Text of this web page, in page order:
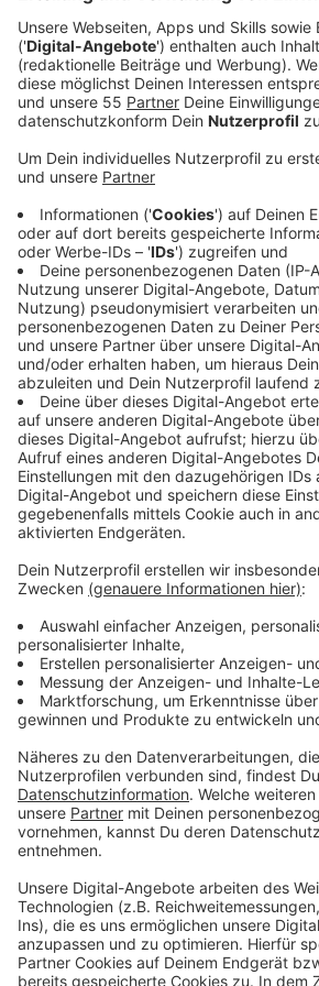
In einem Surferdorf am Rande von
seinem südafrikanischen Vater und
Schweiz geborenen Mutter
erst spät zur Musik. Das erste Mal
Universität zur Gitarre, dort übte er
Gitarrespielen selbst bei. Seitdem
musikalische Reise durch eine Reihe
lebensverändernder Momente
Anzeige
Dieser Surferort ist auch Ursprung
seine neue Single "'Til I Found You".
gemeinsam mit Jake Gosling
Tobias Kuhn (von Milky Chance)
Anzeige
Wir benötigen
Zustimmung, um den
Video-Service zu
Wir verwenden einen
Drittanbieters, um
einzubetten. Dieser
Daten zu Ihren
sammeln. Bitte lesen
Nutzung des Service zu,
Video anzusehen.
Mehr Informationen
Jeremy Loops - 'Til I Found You